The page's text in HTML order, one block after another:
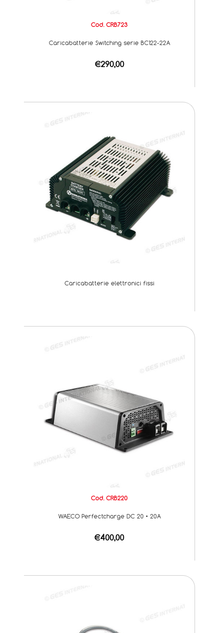
Cod. CRB723
Caricabatterie Switching serie BC122-22A
€290,00
Caricabatterie elettronici fissi
Cod. CRB220
WAECO Perfectcharge DC 20 • 20A
€400,00